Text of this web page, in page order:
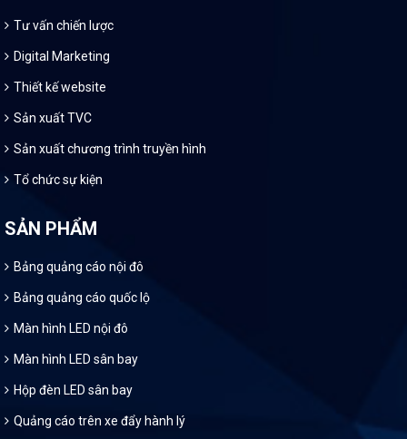
Tư vấn chiến lược
Digital Marketing
Thiết kế website
Sản xuất TVC
Sản xuất chương trình truyền hình
Tổ chức sự kiện
SẢN PHẨM
Bảng quảng cáo nội đô
Bảng quảng cáo quốc lộ
Màn hình LED nội đô
Màn hình LED sân bay
Hộp đèn LED sân bay
Quảng cáo trên xe đẩy hành lý